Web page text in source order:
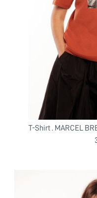
T-Shirt . MARCEL